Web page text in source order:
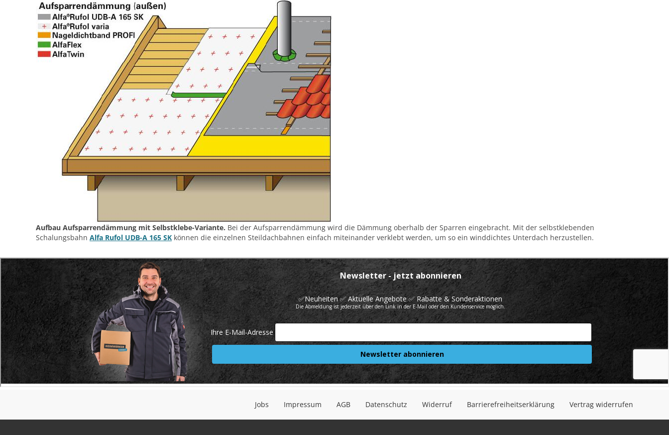
Aufbau Aufsparrendämmung mit Selbstklebe-Variante. Bei der Aufsparrendämmung wird die Dämmung oberhalb der Sparren eingebracht. Mit der selbstklebenden
Schalungsbahn Alfa Rufol UDB-A 165 SK können die einzelnen Steildachbahnen einfach miteinander verklebt werden, um so ein winddichtes Unterdach herzustellen.
Jobs Impressum AGB Datenschutz Widerruf Barrierefreiheitserklärung Vertrag widerrufen